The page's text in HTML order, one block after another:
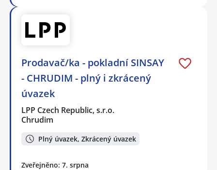
Prodavač/ka - pokladní SINSAY
- CHRUDIM - plný i zkrácený
úvazek
LPP Czech Republic, s.r.o.
Chrudim
Plný úvazek, Zkrácený úvazek
Zveřejněno: 7. srpna